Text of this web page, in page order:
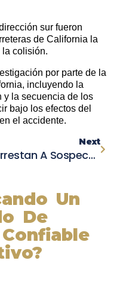
sur fueron
de California la
la colisión.
por parte de la
incluyendo la
y la secuencia de los
bajo los efectos del
el accidente.
Next
¡Arrestan A Sospechosos Tras Aparatosos Accidentes Automovilísticos En Chillicothe!
Un
De